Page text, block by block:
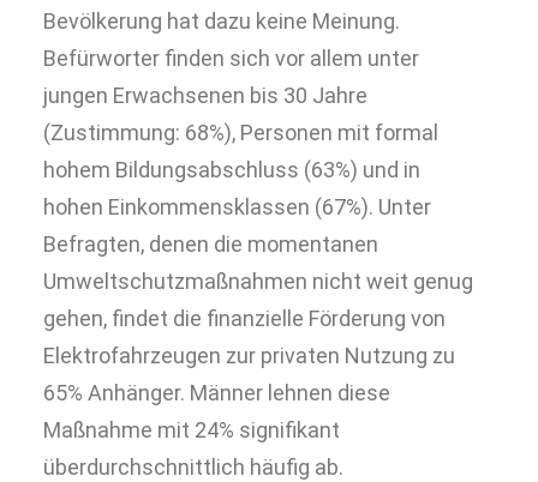
Bevölkerung hat dazu keine Meinung.
Befürworter finden sich vor allem unter
jungen Erwachsenen bis 30 Jahre
(Zustimmung: 68%), Personen mit formal
hohem Bildungsabschluss (63%) und in
hohen Einkommensklassen (67%). Unter
Befragten, denen die momentanen
Umweltschutzmaßnahmen nicht weit genug
gehen, findet die finanzielle Förderung von
Elektrofahrzeugen zur privaten Nutzung zu
65% Anhänger. Männer lehnen diese
Maßnahme mit 24% signifikant
überdurchschnittlich häufig ab.